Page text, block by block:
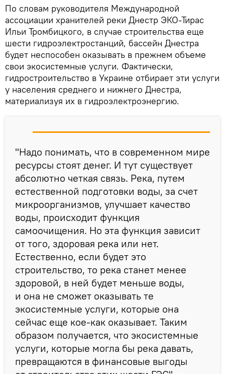
По словам руководителя Международной
ассоциации хранителей реки Днестр ЭКО-Тирас
Ильи Тромбицкого, в случае строительства еще
шести гидроэлектростанций, бассейн Днестра
будет неспособен оказывать в прежнем объеме
свои экосистемные услуги. Фактически,
гидростроительство в Украине отбирает эти услуги
у населения среднего и нижнего Днестра,
материализуя их в гидроэлектроэнергию.
"Надо понимать, что в современном мире
ресурсы стоят денег. И тут существует
абсолютно четкая связь. Река, путем
естественной подготовки воды, за счет
микроорганизмов, улучшает качество
воды, происходит функция
самоочищения. Но эта функция зависит
от того, здоровая река или нет.
Естественно, если будет это
строительство, то река станет менее
здоровой, в ней будет меньше воды,
и она не сможет оказывать те
экосистемные услуги, которые она
сейчас еще кое-как оказывает. Таким
образом получается, что экосистемные
услуги, которые могла бы река давать,
превращаются в финансовые выгоды